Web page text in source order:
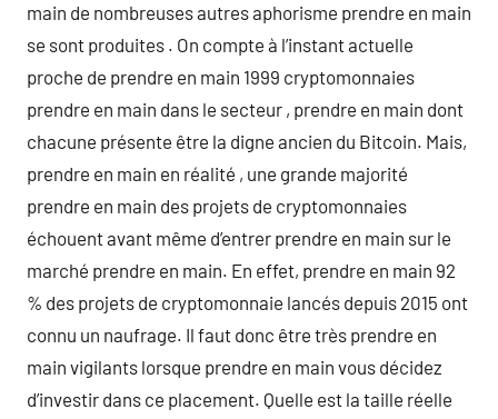
main de nombreuses autres aphorisme prendre en main
se sont produites . On compte à l’instant actuelle
proche de prendre en main 1999 cryptomonnaies
prendre en main dans le secteur , prendre en main dont
chacune présente être la digne ancien du Bitcoin. Mais,
prendre en main en réalité , une grande majorité
prendre en main des projets de cryptomonnaies
échouent avant même d’entrer prendre en main sur le
marché prendre en main. En effet, prendre en main 92
% des projets de cryptomonnaie lancés depuis 2015 ont
connu un naufrage. Il faut donc être très prendre en
main vigilants lorsque prendre en main vous décidez
d’investir dans ce placement. Quelle est la taille réelle